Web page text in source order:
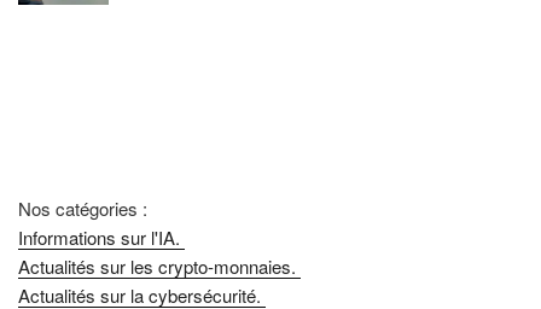
Nos catégories :
Informations sur l'IA.
Actualités sur les crypto-monnaies.
Actualités sur la cybersécurité.